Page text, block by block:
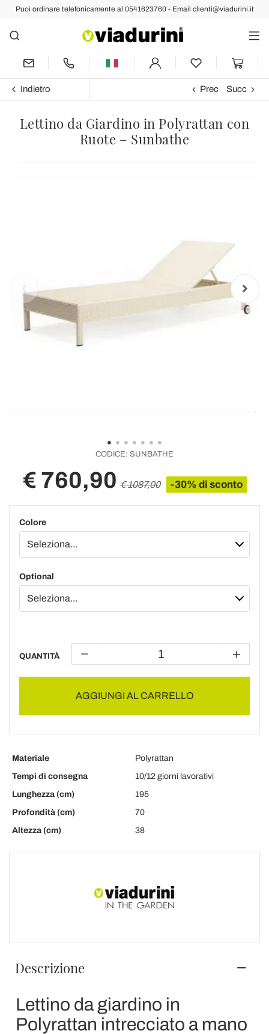
Puoi ordinare telefonicamente al 0541623760 - Email clienti@viadurini.it
Indietro Prec Succ
Lettino da Giardino in Polyrattan con
Ruote – Sunbathe
CODICE: SUNBATHE
€ 760,90 € 1087,00 -30% di sconto
Colore
Optional
QUANTITÀ
AGGIUNGI AL CARRELLO
Materiale
Polyrattan
Tempi di consegna
10/12 giorni lavorativi
Lunghezza (cm)
195
Profondità (cm)
70
Altezza (cm)
38
Descrizione
Lettino da giardino in
Polyrattan intrecciato a mano